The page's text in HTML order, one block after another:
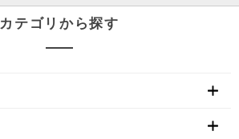
カテゴリから探す